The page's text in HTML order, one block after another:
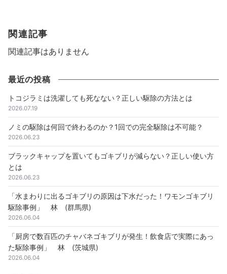
関連記事
関連記事はありません
最近の投稿
トコジラミは洗濯しても死なない？正しい駆除の方法とは
2026.07.19
ノミの駆除は何回で終わるのか？1回での完全駆除は不可能？
2026.06.23
ブラックキャップを置いてもゴキブリが減らない？正しい使い方
とは
2026.06.23
「水まわりに出るゴキブリの原因は下水だった！ワモンゴキブリ
駆除事例」 林 (群馬県)
2026.06.04
「厨房で数百匹のチャバネゴキブリが発生！飲食店で実際にあっ
た駆除事例」 林 (茨城県)
2026.06.04